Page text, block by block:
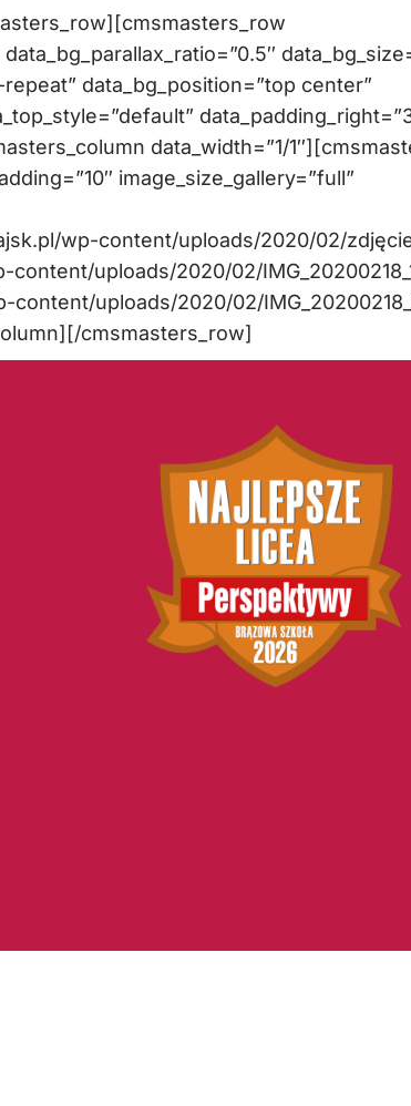
data_bg_position=”top center”
data_width=”1/
image_size_gallery=”full”
wp-content/uploads/2020/02/
uploads/2020/02/
uploads/2020/02/
cmsmasters_row]